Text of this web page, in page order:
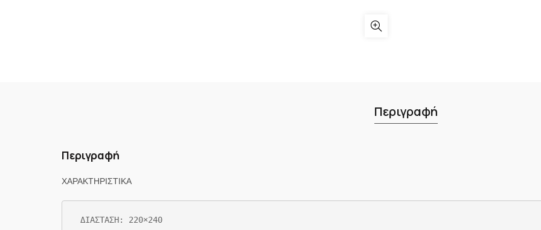
Περιγραφή
Περιγραφή
ΧΑΡΑΚΤΗΡΙΣΤΙΚΑ
ΔΙΑΣΤΑΣΗ: 220×240